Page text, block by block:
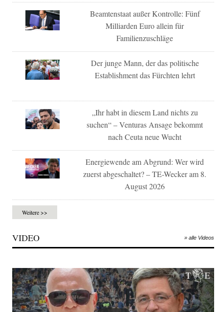
Beamtenstaat außer Kontrolle: Fünf
Milliarden Euro allein für
Familienzuschläge
Der junge Mann, der das politische
Establishment das Fürchten lehrt
„Ihr habt in diesem Land nichts zu
suchen“ – Venturas Ansage bekommt
nach Ceuta neue Wucht
Energiewende am Abgrund: Wer wird
zuerst abgeschaltet? – TE-Wecker am 8.
August 2026
Weitere >>
VIDEO » alle Videos